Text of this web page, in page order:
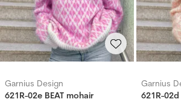
Garnius Design
621R-02e BEAT mohair
Garnius
621R-02d